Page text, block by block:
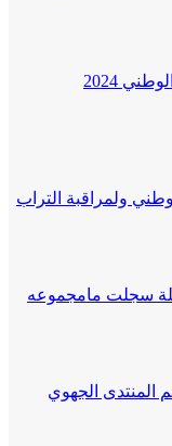
2024
ولمراقبة التراب
سجلت مامجموعه
المنتدى الجهوي